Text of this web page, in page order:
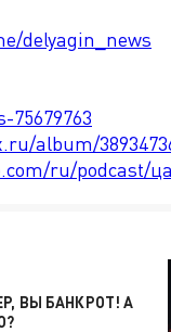
delyagin_news
75679763
album/
ru/podcast/
ВЫ БАНКРОТ! А